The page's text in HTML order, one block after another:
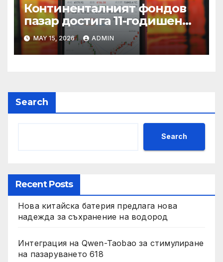
Континенталният фондов
пазар достига 11-годишен
връх
MAY 15, 2026 ADMIN
Search
Search
Recent Posts
Нова китайска батерия предлага нова
надежда за съхранение на водород
Интеграция на Qwen-Taobao за стимулиране
на пазаруването 618